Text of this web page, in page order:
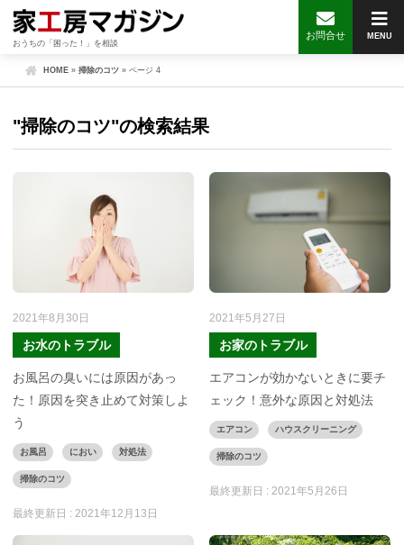
おうちの「困った！」を相談
MENU
お問合せ
HOME » 掃除のコツ » ページ 4
"掃除のコツ"の検索結果
2021年8月30日
お水のトラブル
お風呂の臭いには原因があっ
た！原因を突き止めて対策しよ
う
お風呂 におい 対処法
掃除のコツ
最終更新日 : 2021年12月13日
2021年5月27日
お家のトラブル
エアコンが効かないときに要チ
ェック！意外な原因と対処法
エアコン ハウスクリーニング
掃除のコツ
最終更新日 :2021年5月26日